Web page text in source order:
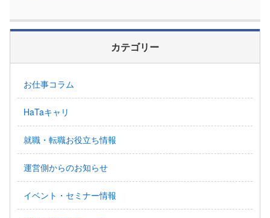
カテゴリー
お仕事コラム
HaTaキャリ
就職・転職お役立ち情報
運営側からのお知らせ
イベント・セミナー情報